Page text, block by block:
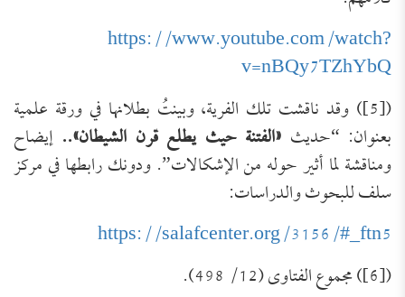
https://www.youtube.com/watch?
v=nBQy7TZhYbQ
([5]) وقد ناقشت تلك الفرية، وبينتُ بطلانها في ورقة علمية
بعنوان: “حديث «الفتنة حيث يطلع قرن الشيطان».. إيضاح
ومناقشة لما أثير حوله من الإشكالات”. ودونك رابطها في مركز
سلف للبحوث والدراسات:
https://salafcenter.org/3156/#_ftn5
([6]) مجموع الفتاوى (12/ 498).